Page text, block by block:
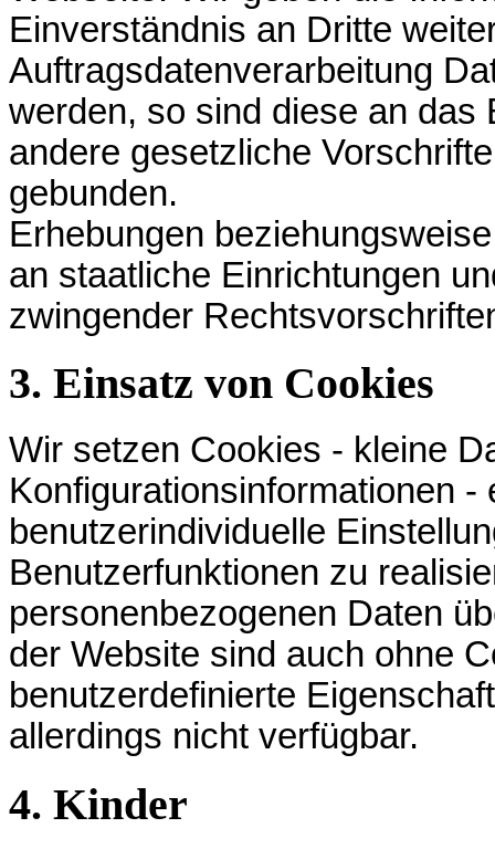
Einverständnis an Dritte
Auftragsdatenverarbeitung
werden, so sind diese an
andere gesetzliche
gebunden.
Erhebungen
an staatliche Einrichtungen
zwingender
3. Einsatz von Cookies
Wir setzen Cookies - kleine
Konfigurationsinformationen -
benutzerindividuelle
Benutzerfunktionen zu
personenbezogenen Daten
der Website sind auch ohne
benutzerdefinierte
allerdings nicht verfügbar.
4. Kinder